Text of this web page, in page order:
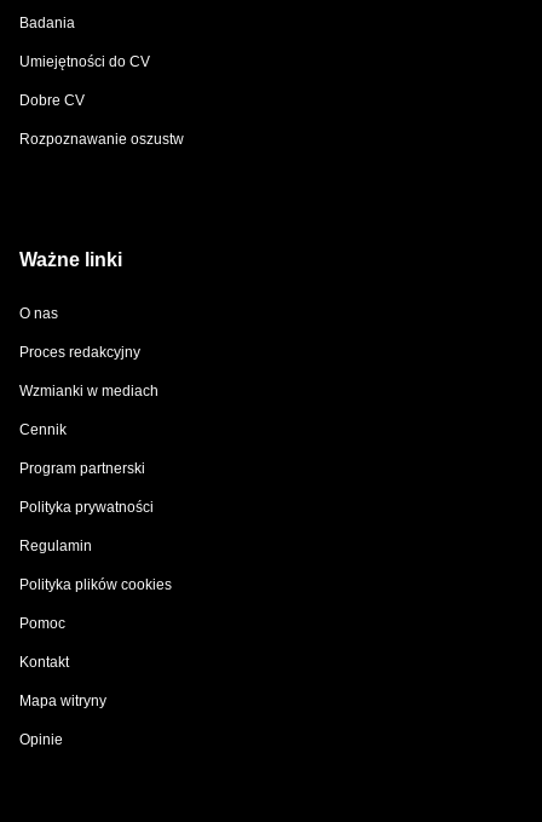
Badania
Umiejętności do CV
Dobre CV
Rozpoznawanie oszustw
Ważne linki
O nas
Proces redakcyjny
Wzmianki w mediach
Cennik
Program partnerski
Polityka prywatności
Regulamin
Polityka plików cookies
Pomoc
Kontakt
Mapa witryny
Opinie